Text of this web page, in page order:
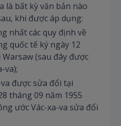
là bất kỳ văn bản nào
khi được áp dụng:
nhất các quy định về
quốc tế ký ngày 12
(sau đây được
va);
được sửa đổi tại
tháng 09 năm 1955
ước Vác-xa-va sửa đổi